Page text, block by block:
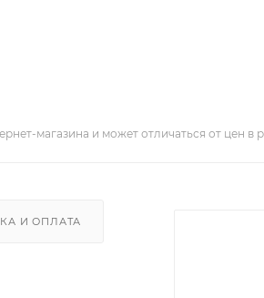
магазина и может отличаться от цен в
И ОПЛАТА